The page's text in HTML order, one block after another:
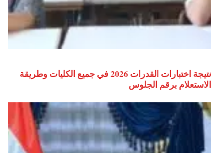
نتيجة اختبارات القدرات 2026 في جميع الكليات وطريقة
الاستعلام برقم الجلوس